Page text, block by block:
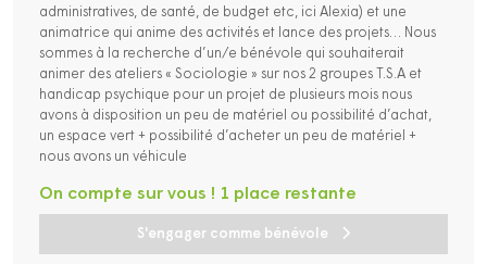
administratives, de santé, de budget etc, ici Alexia) et une
animatrice qui anime des activités et lance des projets… Nous
sommes à la recherche d’un/e bénévole qui souhaiterait
animer des ateliers « Sociologie » sur nos 2 groupes T.S.A et
handicap psychique pour un projet de plusieurs mois nous
avons à disposition un peu de matériel ou possibilité d’achat,
un espace vert + possibilité d’acheter un peu de matériel +
nous avons un véhicule
S'engager comme bénévole
On compte sur vous ! 1 place restante